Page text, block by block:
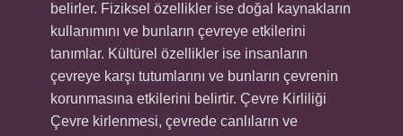
belirler. Fiziksel özellikler ise doğal kaynakların
kullanımını ve bunların çevreye etkilerini
tanımlar. Kültürel özellikler ise insanların
çevreye karşı tutumlarını ve bunların çevrenin
korunmasına etkilerini belirtir. Çevre Kirliliği
Çevre kirlenmesi, çevrede canlıların ve